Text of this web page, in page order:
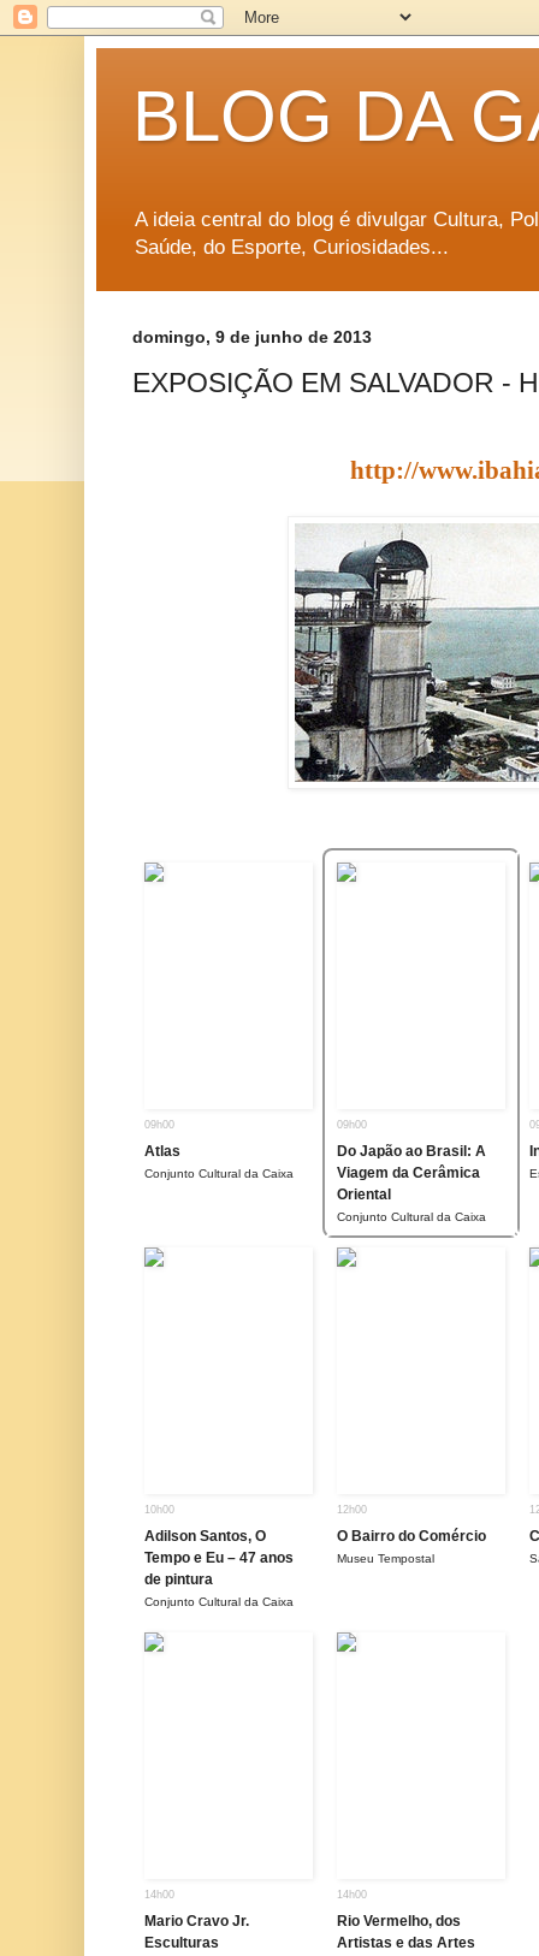
BLOG DA
A ideia central do blog é divulgar Cultura,
Saúde, do Esporte, Curiosidades...
domingo, 9 de junho de 2013
EXPOSIÇÃO EM SALVADOR -
http://
09h00
Atlas
Conjunto Cultural da Caixa
09h00
Do Japão ao Brasil: A
Viagem da Cerâmica
Oriental
Conjunto Cultural da Caixa
10h00
Adilson Santos, O
Tempo e Eu – 47 anos
de pintura
Conjunto Cultural da Caixa
12h00
O Bairro do Comércio
Museu Tempostal
14h00
Mario Cravo Jr.
Esculturas
14h00
Rio Vermelho, dos
Artistas e das Artes